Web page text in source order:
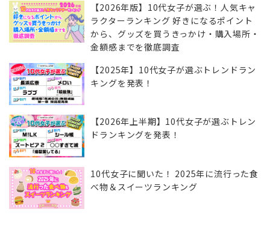
【2026年版】10代女子が選ぶ！人気キャ
ラクターランキング 好きになるポイント
から、グッズを買うきっかけ・購入場所・
金額感までを徹底調査
【2025年】10代女子が選ぶトレンドラン
キングを発表！
【2026年上半期】10代女子が選ぶトレン
ドランキングを発表！
10代女子に聞いた！ 2025年に流行った食
べ物＆スイーツランキング